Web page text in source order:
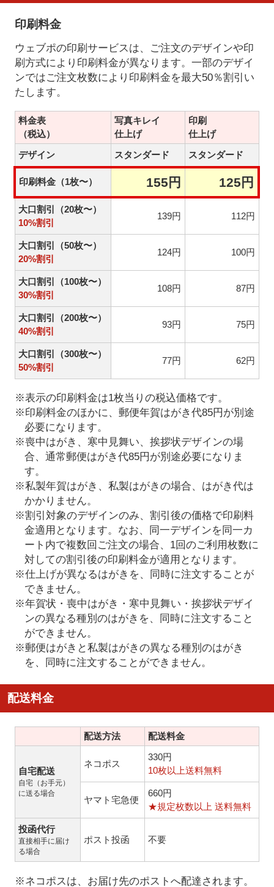
印刷料金
ウェブポの印刷サービスは、ご注文のデザインや印
刷方式により印刷料金が異なります。一部のデザイ
ンではご注文枚数により印刷料金を最大50％割引い
たします。
料金表
（税込）
写真キレイ
仕上げ
印刷
仕上げ
デザイン
スタンダード スタンダード
印刷料金（1枚〜） 155円 125円
大口割引（20枚〜）
10%割引
139円 112円
大口割引（50枚〜）
20%割引
124円 100円
大口割引（100枚〜）
30%割引
108円 87円
大口割引（200枚〜）
40%割引
93円 75円
大口割引（300枚〜）
50%割引
77円 62円
※表示の印刷料金は1枚当りの税込価格です。
※印刷料金のほかに、郵便年賀はがき代85円が別途
必要になります。
※喪中はがき、寒中見舞い、挨拶状デザインの場
合、通常郵便はがき代85円が別途必要になりま
す。
※私製年賀はがき、私製はがきの場合、はがき代は
かかりません。
※割引対象のデザインのみ、割引後の価格で印刷料
金適用となります。なお、同一デザインを同一カ
ート内で複数回ご注文の場合、1回のご利用枚数に
対しての割引後の印刷料金が適用となります。
※仕上げが異なるはがきを、同時に注文することが
できません。
※年賀状・喪中はがき・寒中見舞い・挨拶状デザイ
ンの異なる種別のはがきを、同時に注文すること
ができません。
※郵便はがきと私製はがきの異なる種別のはがき
を、同時に注文することができません。
配送料金
配送方法 配送料金
自宅配送
自宅（お手元）
に送る場合
ネコポス
330円
10枚以上送料無料
ヤマト宅急便
660円
★規定枚数以上 送料無料
投函代行
直接相手に届け
る場合
ポスト投函 不要
※ネコポスは、お届け先のポストへ配達されます。